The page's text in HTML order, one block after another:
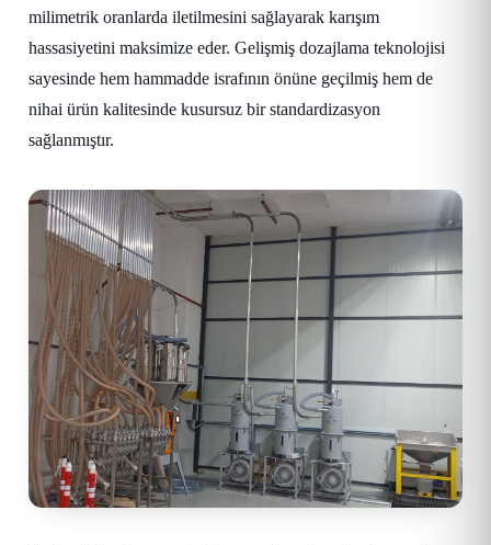
milimetrik oranlarda iletilmesini sağlayarak karışım
hassasiyetini maksimize eder. Gelişmiş dozajlama teknolojisi
sayesinde hem hammadde israfının önüne geçilmiş hem de
nihai ürün kalitesinde kusursuz bir standardizasyon
sağlanmıştır.